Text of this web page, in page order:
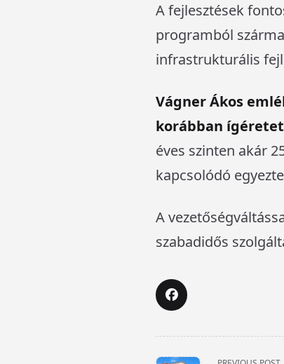
A fejlesztések
programból
infrastrukturális
Vágner Ákos
korábban
éves szinten akár
kapcsolódó
A
szabadidős